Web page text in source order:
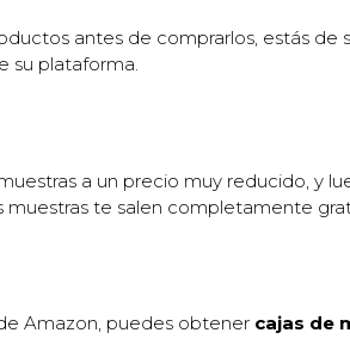
antes de comprarlos, estás de
su plataforma.
a un precio muy reducido, y
muestras te salen completamente
Amazon, puedes obtener cajas de